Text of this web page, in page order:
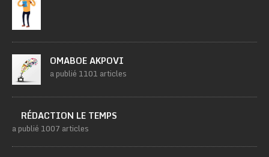
OMABOE AKPOVI
a publié 1101 articles
RÉDACTION LE TEMPS
a publié 1007 articles